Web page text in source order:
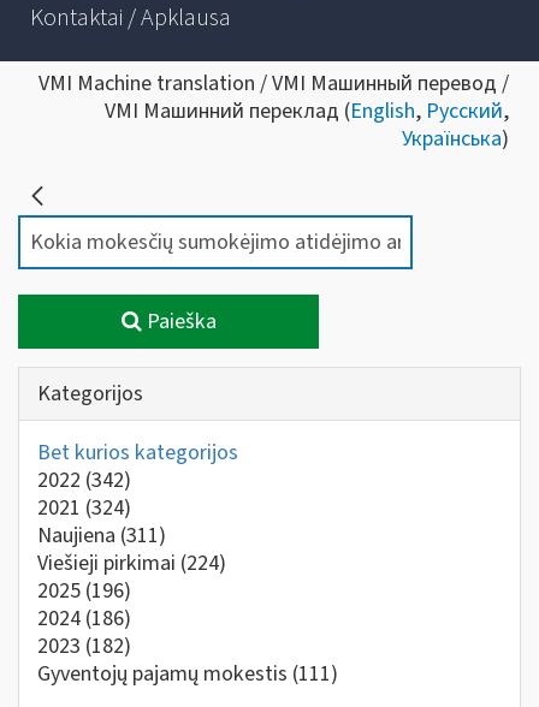
Kontaktai / Apklausa
VMI Machine translation / VMI Машинный перевод /
VMI Машинний переклад (English, Русский,
Українська)
Paieška
Kategorijos
Bet kurios kategorijos
2022 (342)
2021 (324)
Naujiena (311)
Viešieji pirkimai (224)
2025 (196)
2024 (186)
2023 (182)
Gyventojų pajamų mokestis (111)